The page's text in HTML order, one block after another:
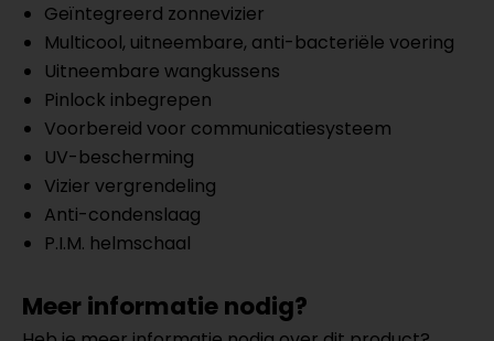
Geïntegreerd zonnevizier
Multicool, uitneembare, anti-bacteriële voering
Uitneembare wangkussens
Pinlock inbegrepen
Voorbereid voor communicatiesysteem
UV-bescherming
Vizier vergrendeling
Anti-condenslaag
P.I.M. helmschaal
Meer informatie nodig?